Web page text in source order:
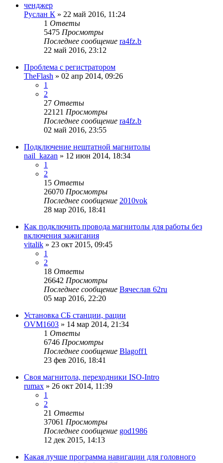
ченджер
Руслан К » 22 май 2016, 11:24
1 Ответы
5475 Просмотры
Последнее сообщение ra4fz.b
22 май 2016, 23:12
Проблема с регистратором
TheFlash » 02 апр 2014, 09:26
1
2
27 Ответы
22121 Просмотры
Последнее сообщение ra4fz.b
02 май 2016, 23:55
Подключение нештатной магнитолы
nail_kazan » 12 июн 2014, 18:34
1
2
15 Ответы
26070 Просмотры
Последнее сообщение 2010vok
28 мар 2016, 18:41
Как подключить провода магнитолы для работы без
включения зажигания
vitalik » 23 окт 2015, 09:45
1
2
18 Ответы
26642 Просмотры
Последнее сообщение Вячеслав 62ru
05 мар 2016, 22:20
Установка СБ станции, рации
OVM1603 » 14 мар 2014, 21:34
1 Ответы
6746 Просмотры
Последнее сообщение Blagoff1
23 фев 2016, 18:41
Своя магнитола, переходники ISO-Intro
rumax » 26 окт 2014, 11:39
1
2
21 Ответы
37061 Просмотры
Последнее сообщение god1986
12 дек 2015, 14:13
Какая лучше программа навигации для головного